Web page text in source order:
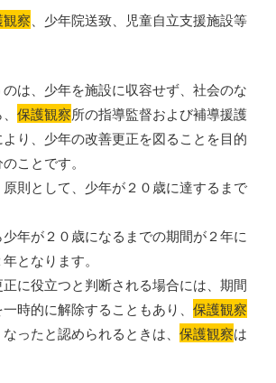
察、少年院送致、児童自立支援施設等
は、少年を施設に収容せず、社会のな
、保護観察所の指導監督および補導援護
り、少年の改善更正を図ることを目的
ことです。
則として、少年が２０歳に達するまで
年が２０歳になるまでの期間が２年に
となります。
に役立つと判断される場合には、期間
一時的に解除することもあり、保護観察
ったと認められるときは、保護観察は